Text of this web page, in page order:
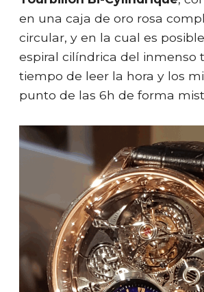
en una caja de oro rosa
circular, y en la cual es
espiral cilíndrica del inmenso
tiempo de leer la hora y los
punto de las 6h de forma